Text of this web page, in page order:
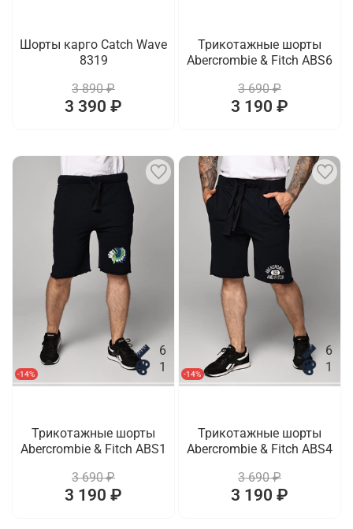
Шорты карго Catch Wave
8319
3 890 ₽
3 390 ₽
Трикотажные шорты
Abercrombie & Fitch ABS6
3 690 ₽
3 190 ₽
-14%
6
1
Трикотажные шорты
Abercrombie & Fitch ABS1
3 690 ₽
3 190 ₽
-14%
6
1
Трикотажные шорты
Abercrombie & Fitch ABS4
3 690 ₽
3 190 ₽